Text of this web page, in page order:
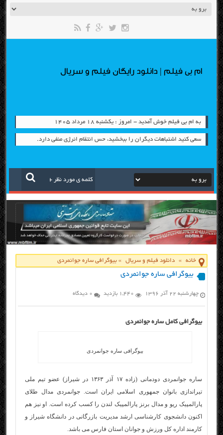
ام بی فیلم | دانلود رایگان فیلم و سریال
به ام بی فیلم خوش آمدید - امروز : یکشنبه ۱۸ مرداد ۱۴۰۵
سعی کنید اشتباهات دیگران را ببخشید، حس انتقام انرژی منفی دارد.
خانه » دانلود فیلم و سریال »بیوگرافی ساره جوانمردی
بیوگرافی ساره جوانمردی
چهارشنبه ۲۲ آذر ۱۳۹۶ 1,440 بازدید 0 دیدگاه
بیوگرافی کامل ساره جوانمردی
بیوگرافی ساره جوانمردی
ساره جوانمردی دودمانی (زاده ۱۷ آذر ۱۳۶۳ در شیراز) عضو تیم ملی
تیراندازی بانوان جمهوری اسلامی ایران است. جوانمردی مدال طلای
پارالمپیک ریو و مدال برنز پارالمپیک لندن را کسب کرده است. او نیز هم
اکنون دانشجوی کارشناسی ارشد مدیریت بازرگانی در دانشگاه شیراز و
کارمند اداره کل ورزش و جوانان استان فارس می باشد.